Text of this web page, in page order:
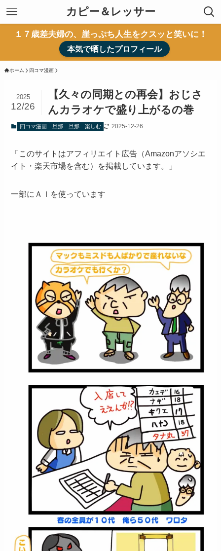
カピー＆レッサー
１７歳差夫婦の、崖っぷち人生をクスッと笑いに！
本気で晒したプロフィール
ホーム 四コマ漫画
【久々の同期との再会】おじさ
んカラオケで盛り上がるの巻
2025
12/26
四コマ漫画 旦那 旦那 楽しむ 2025-12-26
「このサイトはアフィリエイト広告（Amazonアソシエ
イト・楽天市場を含む）を掲載しています。」
一部にＡＩを使っています